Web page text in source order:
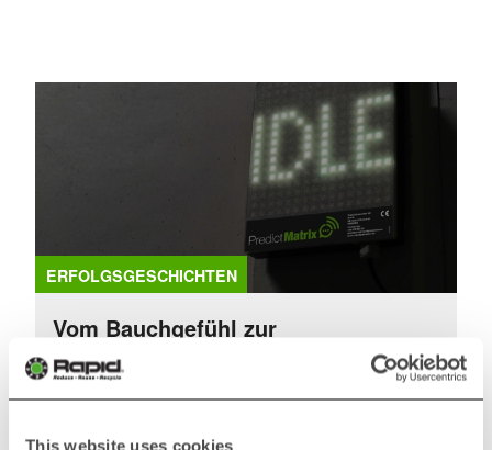
This website uses cookies
ERFOLGSGESCHICHTEN
Vom Bauchgefühl zur
datengesteuerten Performance - Arla
Plast verändert die Produktion mit